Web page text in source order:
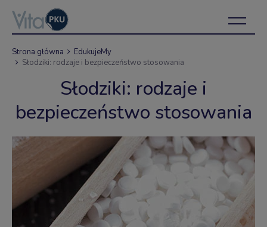
Strona główna
EdukujeMy
Słodziki: rodzaje i bezpieczeństwo stosowania
Słodziki: rodzaje i
bezpieczeństwo stosowania